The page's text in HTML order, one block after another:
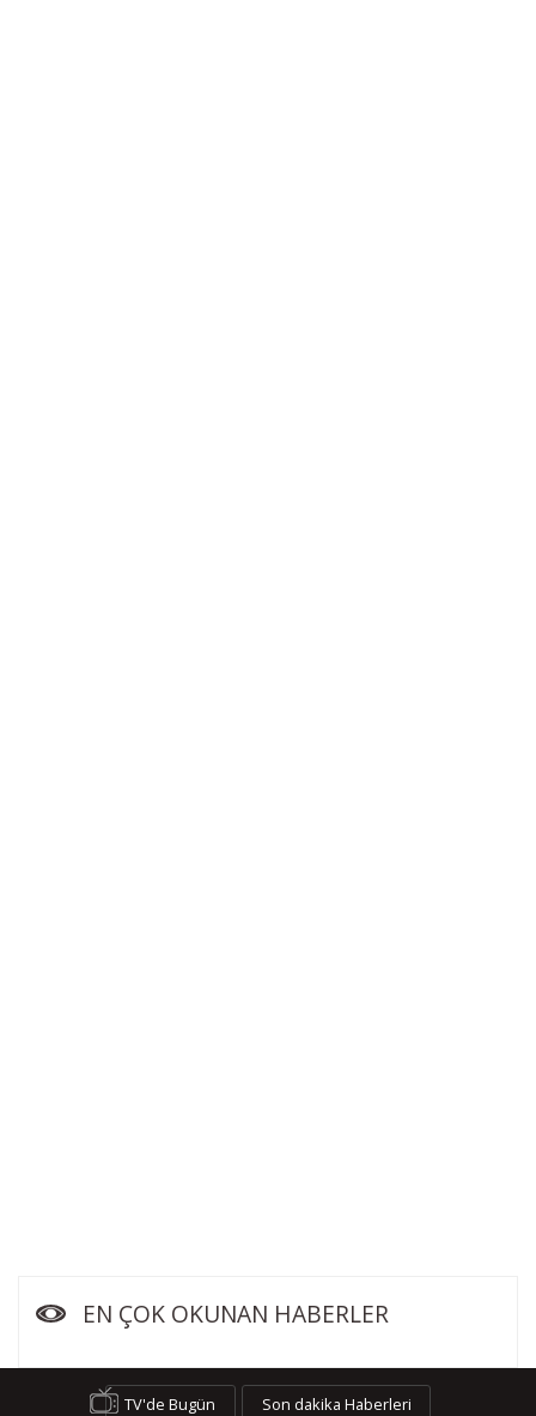
EN ÇOK OKUNAN HABERLER
TV'de Bugün
Son dakika Haberleri